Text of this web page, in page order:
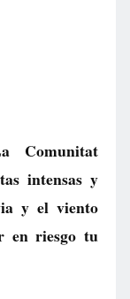
Comunitat
intensas y
y el viento
en riesgo tu